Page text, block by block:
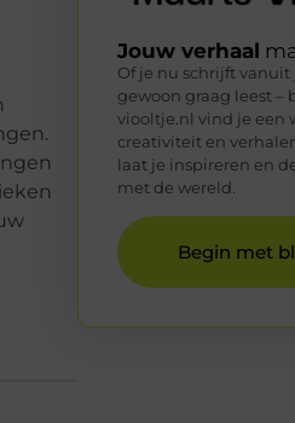
Jouw verhaal
Of je nu schrijft vanuit
gewoon graag leest –
viooltje.nl vind je een
creativiteit en
laat je inspireren en
met de wereld.
Begin met